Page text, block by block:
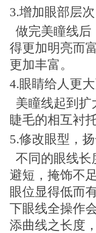
3.增加眼部层次
做完美瞳线后
得更加明亮而
更加丰富。
4.眼睛给人更
美瞳线起到
睫毛的相互衬
5.修改眼型，
不同的眼线长
避短，掩饰不
眼位显得低而
下眼线全操作
添曲线之长度